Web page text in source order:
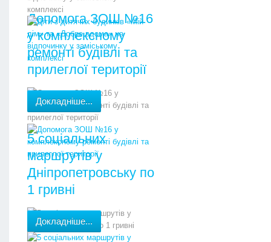
Допомога ЗОШ №16
у комплексному
ремонті будівлі та
прилеглої території
Докладніше...
5 соціальних
маршрутів у
Дніпропетровську по
1 гривні
Докладніше...